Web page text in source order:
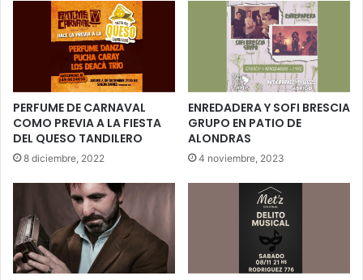
PERFUME DE CARNAVAL
COMO PREVIA A LA FIESTA
DEL QUESO TANDILERO
8 diciembre, 2022
ENREDADERA Y SOFI BRESCIA
GRUPO EN PATIO DE
ALONDRAS
4 noviembre, 2023